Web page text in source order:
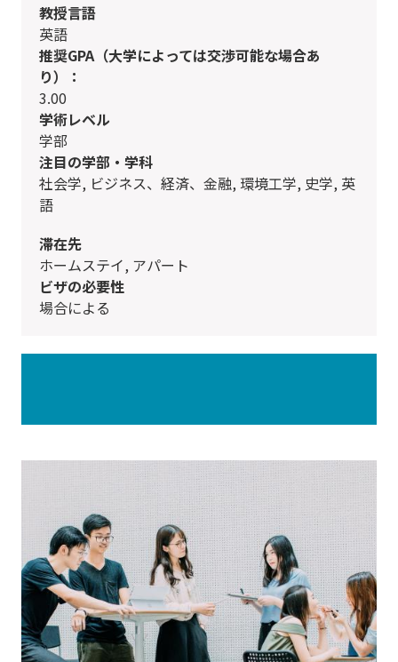
教授言語
英語
推奨GPA（大学によっては交渉可能な場合あ
り）：
3.00
学術レベル
学部
注目の学部・学科
社会学, ビジネス、経済、金融, 環境工学, 史学, 英
語
滞在先
ホームステイ, アパート
ビザの必要性
場合による